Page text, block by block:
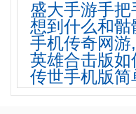
盛大手游手
想到什么和
手机传奇网
英雄合击版
传世手机版